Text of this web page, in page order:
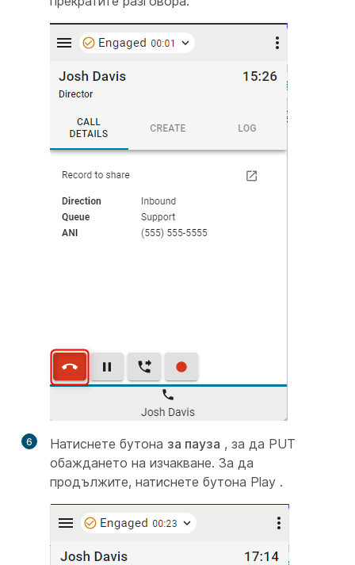
6 Натиснете бутона за пауза , за да PUT
обаждането на изчакване. За да
продължите, натиснете бутона Play .